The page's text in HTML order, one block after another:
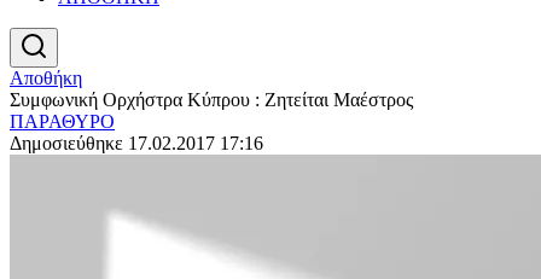
Αποθήκη
Συμφωνική Ορχήστρα Κύπρου : Ζητείται Μαέστρος
ΠΑΡΑΘΥΡΟ
Δημοσιεύθηκε 17.02.2017 17:16